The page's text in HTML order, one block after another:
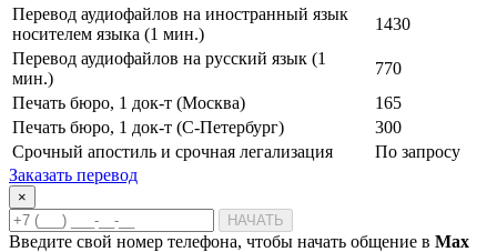
Перевод аудиофайлов на иностранный язык
носителем языка (1 мин.)
1430
Перевод аудиофайлов на русский язык (1
мин.)
770
Печать бюро, 1 док-т (Москва)
165
Печать бюро, 1 док-т (С-Петербург)
300
Срочный апостиль и срочная легализация
По запросу
Заказать перевод
×
НАЧАТЬ
Введите свой номер телефона, чтобы начать общение в Max